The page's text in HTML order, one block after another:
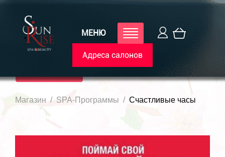
МЕНЮ
Адреса салонов
Магазин SPA-Программы Счастливые часы